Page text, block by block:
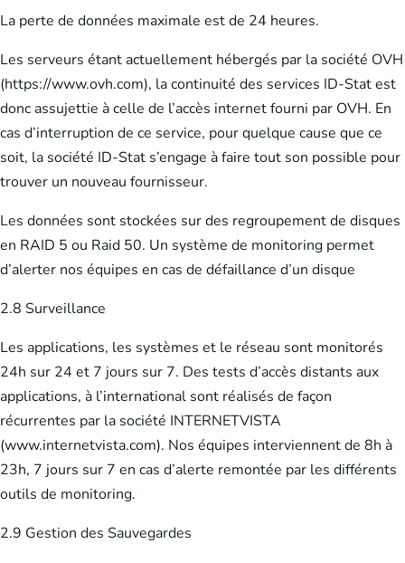
La perte de données maximale est de 24 heures.
Les serveurs étant actuellement hébergés par la société OVH
(https://www.ovh.com), la continuité des services ID-Stat est
donc assujettie à celle de l’accès internet fourni par OVH. En
cas d’interruption de ce service, pour quelque cause que ce
soit, la société ID-Stat s’engage à faire tout son possible pour
trouver un nouveau fournisseur.
Les données sont stockées sur des regroupement de disques
en RAID 5 ou Raid 50. Un système de monitoring permet
d’alerter nos équipes en cas de défaillance d’un disque
2.8 Surveillance
Les applications, les systèmes et le réseau sont monitorés
24h sur 24 et 7 jours sur 7. Des tests d’accès distants aux
applications, à l’international sont réalisés de façon
récurrentes par la société INTERNETVISTA
(www.internetvista.com). Nos équipes interviennent de 8h à
23h, 7 jours sur 7 en cas d’alerte remontée par les différents
outils de monitoring.
2.9 Gestion des Sauvegardes